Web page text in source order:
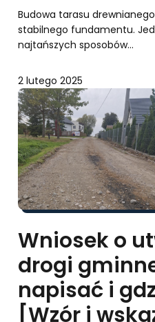
Budowa tarasu
stabilnego fundamentu.
najtańszych sposobów…
2 lutego 2025
Wniosek o
drogi
napisać i
[Wzór i